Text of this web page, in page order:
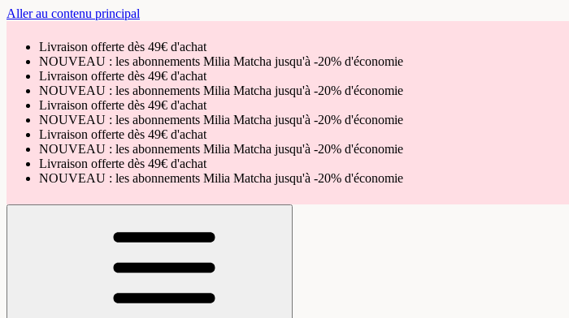
Aller au contenu principal
Livraison offerte dès 49€ d'achat
NOUVEAU : les abonnements Milia Matcha jusqu'à -20% d'économie
Livraison offerte dès 49€ d'achat
NOUVEAU : les abonnements Milia Matcha jusqu'à -20% d'économie
Livraison offerte dès 49€ d'achat
NOUVEAU : les abonnements Milia Matcha jusqu'à -20% d'économie
Livraison offerte dès 49€ d'achat
NOUVEAU : les abonnements Milia Matcha jusqu'à -20% d'économie
Livraison offerte dès 49€ d'achat
NOUVEAU : les abonnements Milia Matcha jusqu'à -20% d'économie